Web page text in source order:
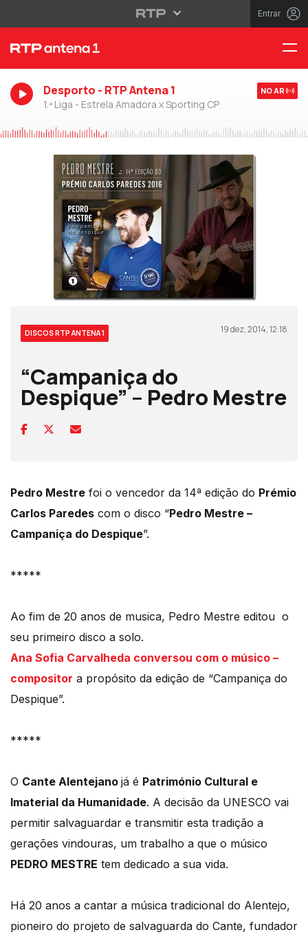
Entrar
Desporto - RTP Antena 1
1.ª Liga - Estrela Amadora x Sporting CP
NO AR
DISCOS RTP ANTENA 1 19 dez, 2014, 12:18
“Campaniça do
Despique” – Pedro Mestre
Pedro Mestre foi o vencedor da 14ª edição do Prémio
Carlos Paredes com o disco “Pedro Mestre –
Campaniça do Despique”.
*****
Ao fim de 20 anos de musica, Pedro Mestre editou o
seu primeiro disco a solo.
Ana Sofia Carvalheda conversou com o músico –
compositor a propósito da edição de “Campaniça do
Despique”.
*****
O Cante Alentejano já é Património Cultural e
Imaterial da Humanidade. A decisão da UNESCO vai
permitir salvaguardar e transmitir esta tradição a
gerações vindouras, um trabalho a que o músico
PEDRO MESTRE tem dedicado a sua vida.
Há 20 anos a cantar a música tradicional do Alentejo,
pioneiro do projeto de salvaguarda do Cante, fundador